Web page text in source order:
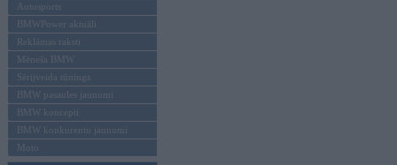
Autosports
BMWPower aktuāli
Reklāmas raksti
Mēneša BMW
Sērijveida tūnings
BMW pasaules jaunumi
BMW koncepti
BMW konkurentu jaunumi
Moto